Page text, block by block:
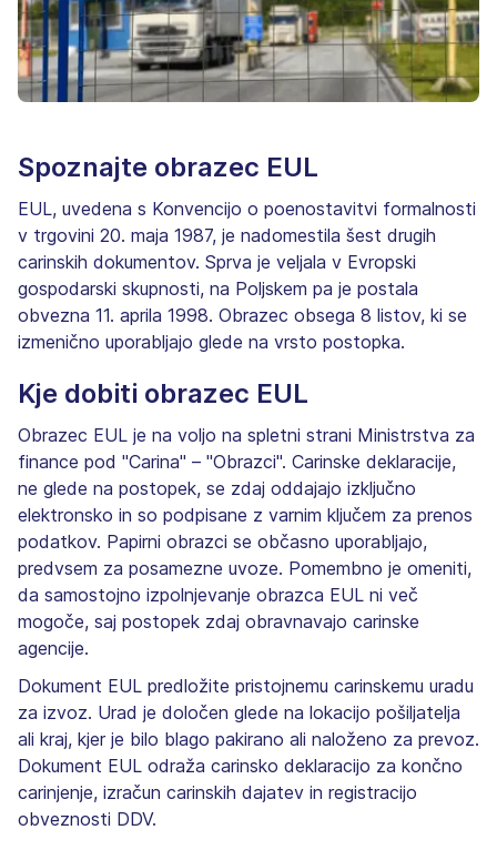
Spoznajte obrazec EUL
EUL, uvedena s Konvencijo o poenostavitvi formalnosti
v trgovini 20. maja 1987, je nadomestila šest drugih
carinskih dokumentov. Sprva je veljala v Evropski
gospodarski skupnosti, na Poljskem pa je postala
obvezna 11. aprila 1998. Obrazec obsega 8 listov, ki se
izmenično uporabljajo glede na vrsto postopka.
Kje dobiti obrazec EUL
Obrazec EUL je na voljo na spletni strani Ministrstva za
finance pod "Carina" – "Obrazci". Carinske deklaracije,
ne glede na postopek, se zdaj oddajajo izključno
elektronsko in so podpisane z varnim ključem za prenos
podatkov. Papirni obrazci se občasno uporabljajo,
predvsem za posamezne uvoze. Pomembno je omeniti,
da samostojno izpolnjevanje obrazca EUL ni več
mogoče, saj postopek zdaj obravnavajo carinske
agencije.
Dokument EUL predložite pristojnemu carinskemu uradu
za izvoz. Urad je določen glede na lokacijo pošiljatelja
ali kraj, kjer je bilo blago pakirano ali naloženo za prevoz.
Dokument EUL odraža carinsko deklaracijo za končno
carinjenje, izračun carinskih dajatev in registracijo
obveznosti DDV.